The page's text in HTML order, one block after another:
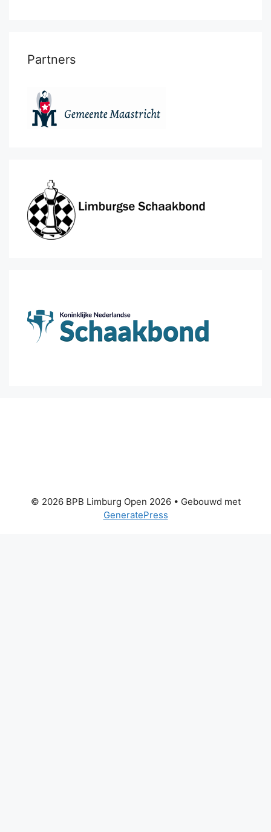
Partners
© 2026 BPB Limburg Open 2026• Gebouwd met
GeneratePress